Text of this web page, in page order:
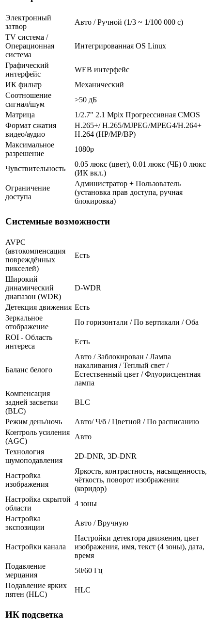
Электронный
затвор
Авто / Ручной (1/3 ~ 1/100 000 с)
TV система /
Операционная
система
Интегрированная OS Linux
Графический
интерфейс
WEB интерфейс
ИК фильтр
Механический
Соотношение
сигнал/шум
>50 дБ
Матрица
1/2.7" 2.1 Mpix Прогрессивная CMOS
Формат сжатия
видео/аудио
H.265+/ H.265/MJPEG/MPEG4/H.264+
H.264 (HP/MP/BP)
Максимальное
разрешение
1080p
Чувствительность
0.05 люкс (цвет), 0.01 люкс (ЧБ) 0 люкс
(ИК вкл.)
Ограничение
доступа
Администратор + Пользователь
(установка прав доступа, ручная
блокировка)
Системные возможности
AVPC
(автокомпенсация
повреждённых
пикселей)
Есть
Широкий
динамический
диапазон (WDR)
D-WDR
Детекция движения Есть
Зеркальное
отображение
По горизонтали / По вертикали / Оба
ROI - Область
интереса
Есть
Баланс белого
Авто / Заблокирован / Лампа
накаливания / Теплый свет /
Естественный цвет / Флуорисцентная
лампа
Компенсация
задней засветки
(BLC)
BLC
Режим день/ночь
Авто/ Ч/б / Цветной / По расписанию
Контроль усиления
(AGC)
Авто
Технология
шумоподавления
2D-DNR, 3D-DNR
Настройка
изображения
Яркость, контрастность, насыщенность,
чёткость, поворот изображения
(коридор)
Настройка скрытой
области
4 зоны
Настройка
экспозиции
Авто / Вручную
Настройки канала
Настройки детектора движения, цвет
изображения, имя, текст (4 зоны), дата,
время
Подавление
мерцания
50/60 Гц
Подавление ярких
пятен (HLC)
HLC
ИК подсветка